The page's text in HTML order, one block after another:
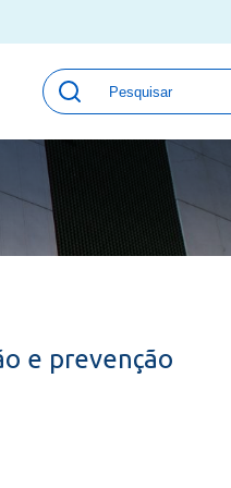
Unidades
Qualidade e
Eventos
Portal
Programa
(ProQuali)
MOVE ARO
e prevenção